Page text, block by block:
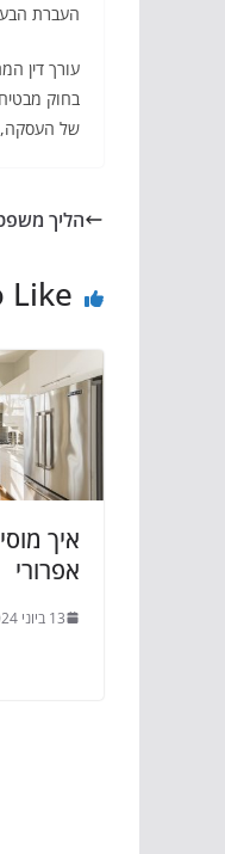
העברת
עורך דין
בחוק
של העסקה,
הליך
Like
איך
אפרורי
13 ביוני 2024